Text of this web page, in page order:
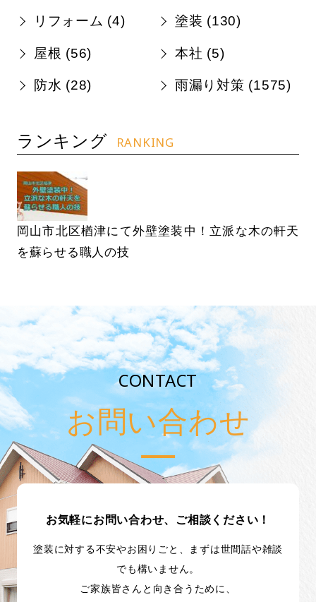
リフォーム (4) 塗装 (130)
屋根 (56) 本社 (5)
防水 (28) 雨漏り対策 (1575)
ランキング RANKING
岡山市北区楢津にて外壁塗装中！立派な木の軒天
を蘇らせる職人の技
CONTACT
お問い合わせ
お気軽にお問い合わせ、ご相談ください！
塗装に対する不安やお困りごと、まずは世間話や雑談
でも構いません。
ご家族皆さんと向き合うために、